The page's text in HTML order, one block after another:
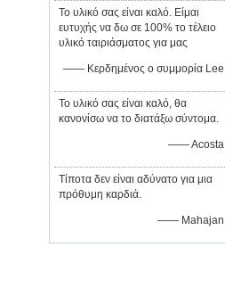
Το υλικό σας είναι καλό. Είμαι
ευτυχής να δω σε 100% το τέλειο
υλικό ταιριάσματος για μας
—— Κερδημένος ο συμμορία Lee
Το υλικό σας είναι καλό, θα
κανονίσω να το διατάξω σύντομα.
—— Acosta
Τίποτα δεν είναι αδύνατο για μια
πρόθυμη καρδιά.
—— Mahajan